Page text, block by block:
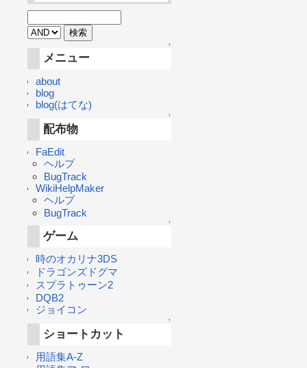
↑
メニュー
about
blog
blog(はてな)
↑
配布物
FaEdit
ヘルプ
BugTrack
WikiHelpMaker
ヘルプ
BugTrack
↑
ゲーム
時のオカリナ3DS
ドラゴンズドグマ
スプラトゥーン2
DQB2
ジョイコン
↑
ショートカット
用語集A-Z